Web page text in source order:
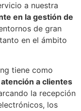
a nuestra
en la gestión de
de gran
en el ámbito
tiene como
a clientes
la recepción
los